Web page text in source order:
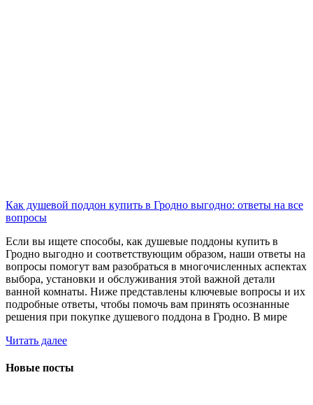
Как душевой поддон купить в Гродно выгодно: ответы на все
вопросы
Если вы ищете способы, как душевые поддоны купить в
Гродно выгодно и соответствующим образом, наши ответы на
вопросы помогут вам разобраться в многочисленных аспектах
выбора, установки и обслуживания этой важной детали
ванной комнаты. Ниже представлены ключевые вопросы и их
подробные ответы, чтобы помочь вам принять осознанные
решения при покупке душевого поддона в Гродно. В мире
Читать далее
Новые посты